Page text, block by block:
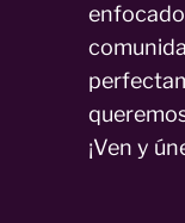
¡Ven y